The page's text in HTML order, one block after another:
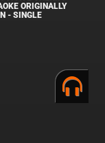
ORIGINALLY
- SINGLE